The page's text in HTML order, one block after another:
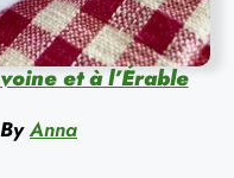
et à l’Érable
By Anna